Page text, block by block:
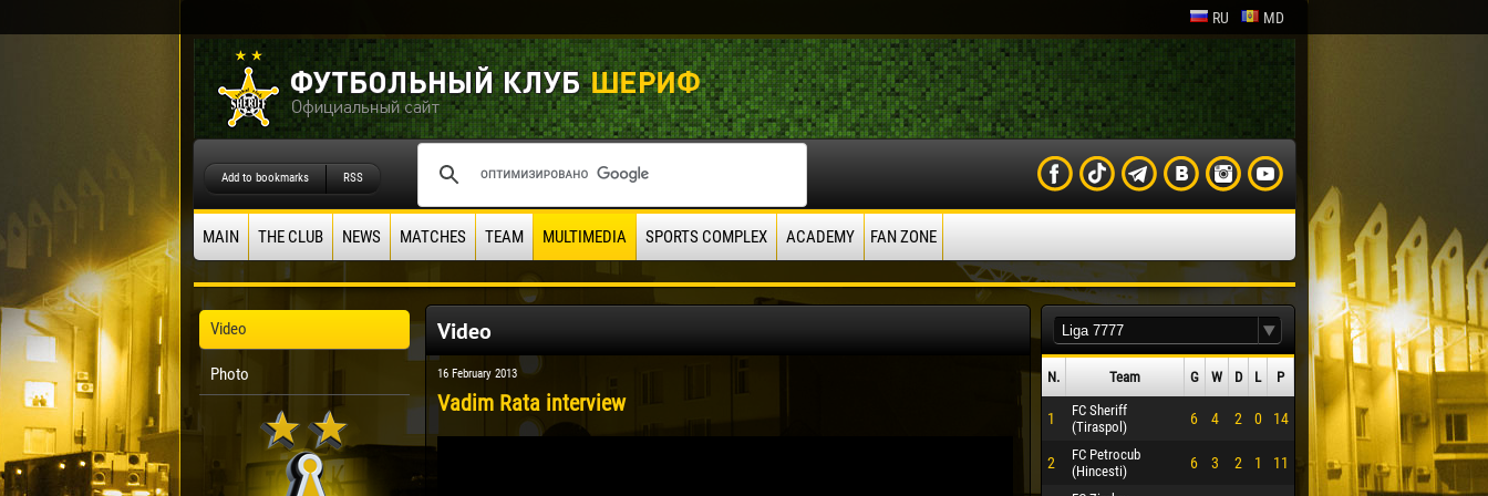
RU MD
Add to bookmarks RSS
MAIN THE CLUB NEWS MATCHES TEAM MULTIMEDIA SPORTS COMPLEX ACADEMY FAN ZONE
Video
Photo
Video
16 February 2013
Vadim Rata interview
N. Team G W D L P
1
FC Sheriff
(Tiraspol)
6 4 2 0 14
2
FC Petrocub
(Hincesti)
6 3 2 1 11